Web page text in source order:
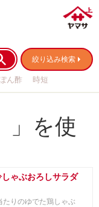
絞り込み検索
ん酢
時短
」を使
ゃぶおろしサラダ
りのゆでた鶏しゃぶ